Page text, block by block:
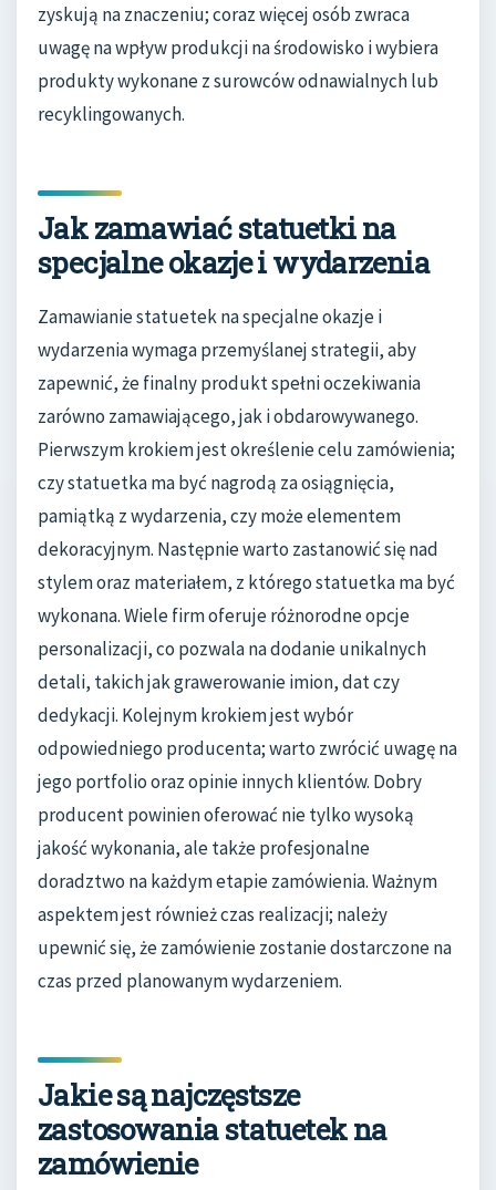
zyskują na znaczeniu; coraz więcej osób zwraca
uwagę na wpływ produkcji na środowisko i wybiera
produkty wykonane z surowców odnawialnych lub
recyklingowanych.
Jak zamawiać statuetki na
specjalne okazje i wydarzenia
Zamawianie statuetek na specjalne okazje i
wydarzenia wymaga przemyślanej strategii, aby
zapewnić, że finalny produkt spełni oczekiwania
zarówno zamawiającego, jak i obdarowywanego.
Pierwszym krokiem jest określenie celu zamówienia;
czy statuetka ma być nagrodą za osiągnięcia,
pamiątką z wydarzenia, czy może elementem
dekoracyjnym. Następnie warto zastanowić się nad
stylem oraz materiałem, z którego statuetka ma być
wykonana. Wiele firm oferuje różnorodne opcje
personalizacji, co pozwala na dodanie unikalnych
detali, takich jak grawerowanie imion, dat czy
dedykacji. Kolejnym krokiem jest wybór
odpowiedniego producenta; warto zwrócić uwagę na
jego portfolio oraz opinie innych klientów. Dobry
producent powinien oferować nie tylko wysoką
jakość wykonania, ale także profesjonalne
doradztwo na każdym etapie zamówienia. Ważnym
aspektem jest również czas realizacji; należy
upewnić się, że zamówienie zostanie dostarczone na
czas przed planowanym wydarzeniem.
Jakie są najczęstsze
zastosowania statuetek na
zamówienie